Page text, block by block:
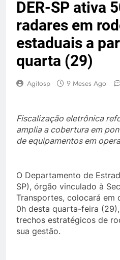
DER-SP ativa
radares em
estaduais a
quarta (29)
Agitosp 9 Meses Ago
Fiscalização eletrônica
amplia a cobertura em
de equipamentos em
O Departamento de
SP), órgão vinculado à
Transportes, colocará em
0h desta quarta-feira
trechos estratégicos de
sua gestão.